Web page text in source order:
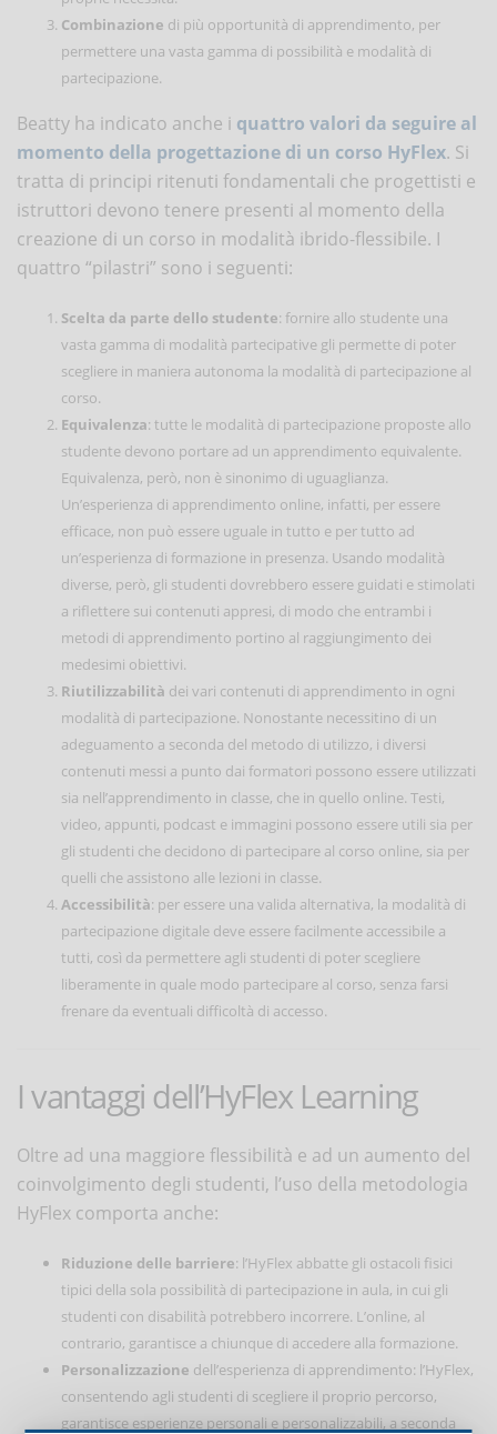
Combinazione di più opportunità di apprendimento, per
permettere una vasta gamma di possibilità e modalità di
partecipazione.
Beatty ha indicato anche i quattro valori da seguire al
momento della progettazione di un corso HyFlex. Si
tratta di principi ritenuti fondamentali che progettisti e
istruttori devono tenere presenti al momento della
creazione di un corso in modalità ibrido-flessibile. I
quattro “pilastri” sono i seguenti:
Scelta da parte dello studente: fornire allo studente una
vasta gamma di modalità partecipative gli permette di poter
scegliere in maniera autonoma la modalità di partecipazione al
corso.
Equivalenza: tutte le modalità di partecipazione proposte allo
studente devono portare ad un apprendimento equivalente.
Equivalenza, però, non è sinonimo di uguaglianza.
Un’esperienza di apprendimento online, infatti, per essere
efficace, non può essere uguale in tutto e per tutto ad
un’esperienza di formazione in presenza. Usando modalità
diverse, però, gli studenti dovrebbero essere guidati e stimolati
a riflettere sui contenuti appresi, di modo che entrambi i
metodi di apprendimento portino al raggiungimento dei
medesimi obiettivi.
Riutilizzabilità dei vari contenuti di apprendimento in ogni
modalità di partecipazione. Nonostante necessitino di un
adeguamento a seconda del metodo di utilizzo, i diversi
contenuti messi a punto dai formatori possono essere utilizzati
sia nell’apprendimento in classe, che in quello online. Testi,
video, appunti, podcast e immagini possono essere utili sia per
gli studenti che decidono di partecipare al corso online, sia per
quelli che assistono alle lezioni in classe.
Accessibilità: per essere una valida alternativa, la modalità di
partecipazione digitale deve essere facilmente accessibile a
tutti, così da permettere agli studenti di poter scegliere
liberamente in quale modo partecipare al corso, senza farsi
frenare da eventuali difficoltà di accesso.
I vantaggi dell’HyFlex Learning
Oltre ad una maggiore flessibilità e ad un aumento del
coinvolgimento degli studenti, l’uso della metodologia
HyFlex comporta anche:
Riduzione delle barriere: l’HyFlex abbatte gli ostacoli fisici
tipici della sola possibilità di partecipazione in aula, in cui gli
studenti con disabilità potrebbero incorrere. L’online, al
contrario, garantisce a chiunque di accedere alla formazione.
Personalizzazione dell’esperienza di apprendimento: l’HyFlex,
consentendo agli studenti di scegliere il proprio percorso,
garantisce esperienze personali e personalizzabili, a seconda